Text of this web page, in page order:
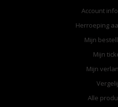
Account
Herroeping
Mijn
Mijn
Mijn
Alle